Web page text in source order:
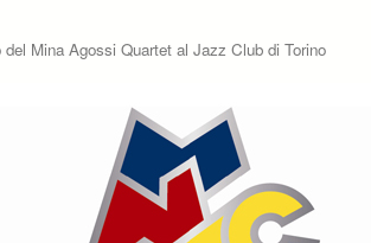
Mina Agossi Quartet al Jazz Club di Torino